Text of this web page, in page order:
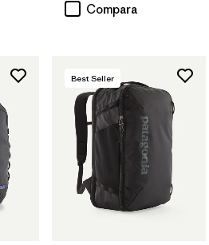
Compara
Agregar a la
Bolsa
Best Seller